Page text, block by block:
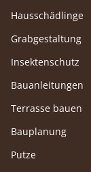
Hausschädlinge
Grabgestaltung
Insektenschutz
Bauanleitungen
Terrasse bauen
Bauplanung
Putze